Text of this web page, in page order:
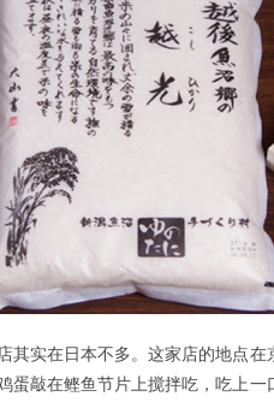
实在日本不多。这家店的地点在
敲在鲣鱼节片上搅拌吃，吃上